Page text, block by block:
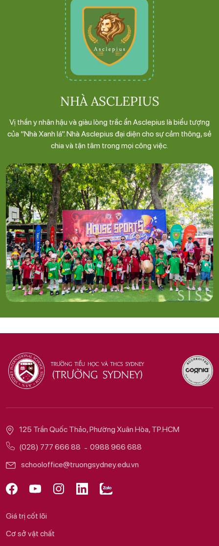
NHÀ ASCLEPIUS
Vị thần y nhân hậu và giàu lòng trắc ẩn Asclepius là biểu tượng
của “Nhà Xanh lá”. Nhà Asclepius đại diện cho sự cảm thông, sẻ
chia và tận tâm trong mọi công việc.
125 Trần Quốc Thảo, Phường Xuân Hòa, TP.HCM
(028) 777 666 88
0988 966 688
schooloffice@truongsydney.edu.vn
Giá trị cốt lõi
Cơ sở vật chất